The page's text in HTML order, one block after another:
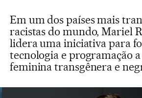
Em um dos países mais
racistas do mundo, Mariel
lidera uma iniciativa para
tecnologia e programação
feminina transgênera e